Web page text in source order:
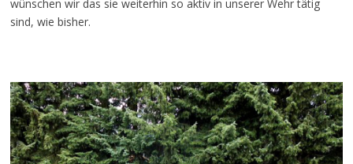
wünschen wir das sie weiterhin so aktiv in unserer Wehr tätig
sind, wie bisher.